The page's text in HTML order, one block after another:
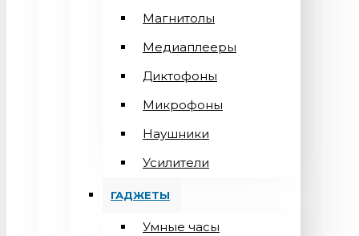
Магнитолы
Медиаплееры
Диктофоны
Микрофоны
Наушники
Усилители
ГАДЖЕТЫ
Умные часы